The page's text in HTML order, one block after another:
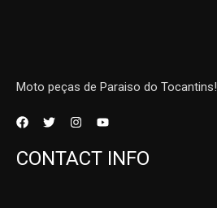
Moto peças de Paraiso do Tocantins!
CONTACT INFO